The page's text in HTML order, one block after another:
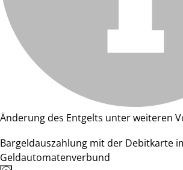
Änderung des Entgelts unter weiteren
Bargeldauszahlung mit der Debitkarte
Geldautomatenverbund